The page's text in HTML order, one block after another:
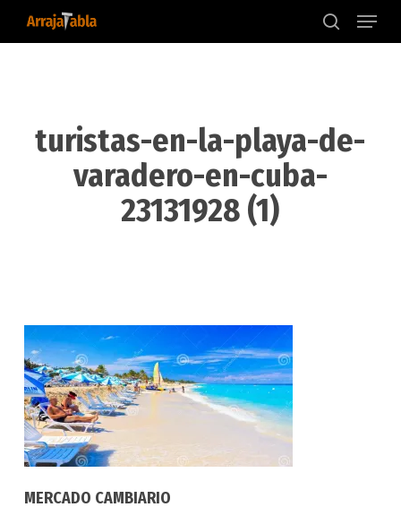
search
Menu
turistas-en-la-playa-de-
varadero-en-cuba-
23131928 (1)
MERCADO CAMBIARIO